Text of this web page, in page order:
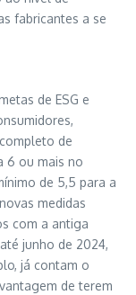
fabricantes a se
de ESG e
de
6 ou mais no
de 5,5 para a
medidas
com a antiga
junho de 2024,
já contam o
de terem